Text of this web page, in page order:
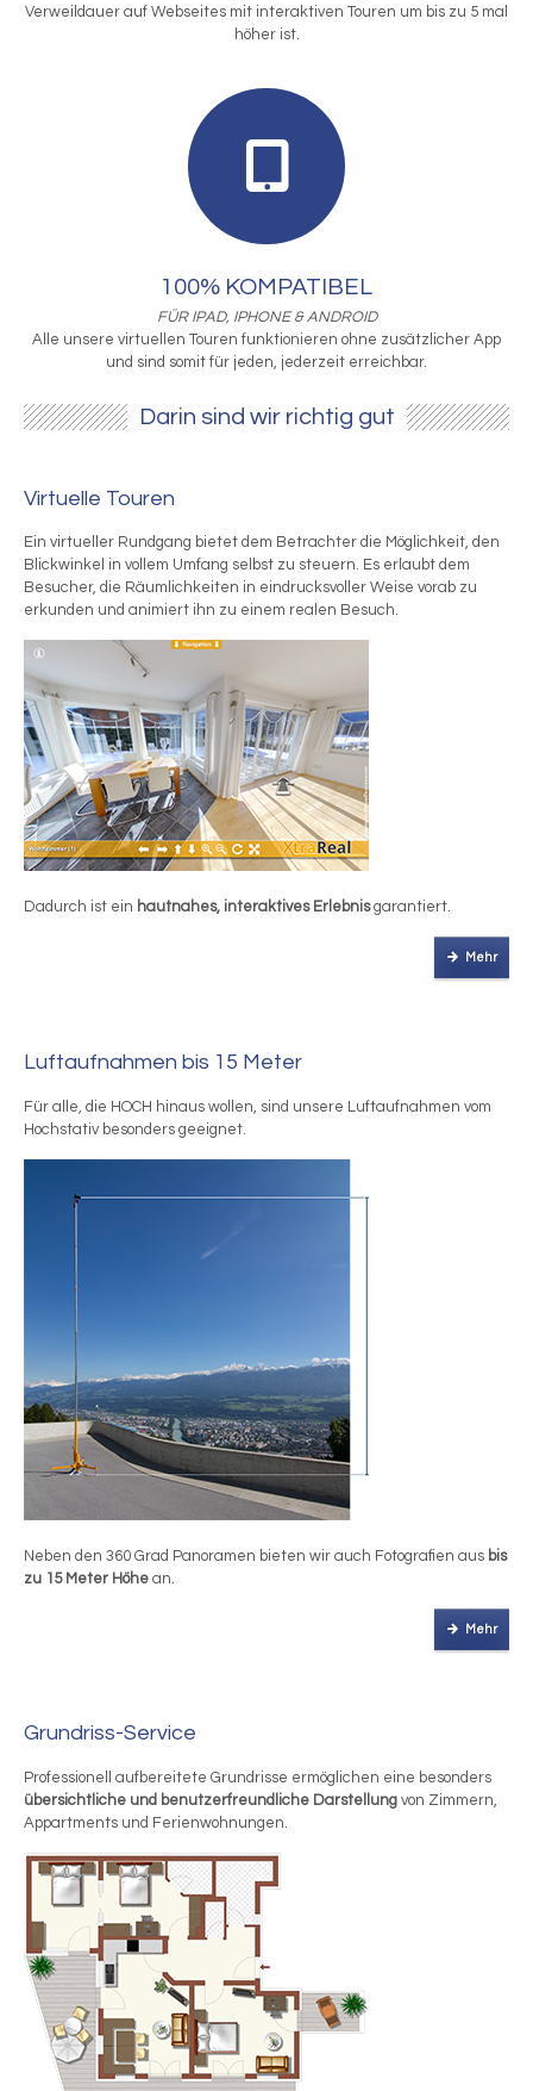
Verweildauer auf Webseites mit interaktiven Touren um bis zu 5 mal
höher ist.
100% KOMPATIBEL
FÜR IPAD, IPHONE & ANDROID
Alle unsere virtuellen Touren funktionieren ohne zusätzlicher App
und sind somit für jeden, jederzeit erreichbar.
Darin sind wir richtig gut
Virtuelle Touren
Ein virtueller Rundgang bietet dem Betrachter die Möglichkeit, den
Blickwinkel in vollem Umfang selbst zu steuern. Es erlaubt dem
Besucher, die Räumlichkeiten in eindrucksvoller Weise vorab zu
erkunden und animiert ihn zu einem realen Besuch.
Dadurch ist ein hautnahes, interaktives Erlebnisgarantiert.
Mehr
Luftaufnahmen bis 15 Meter
Für alle, die HOCH hinaus wollen, sind unsere Luftaufnahmen vom
Hochstativ besonders geeignet.
Neben den 360 Grad Panoramen bieten wir auch Fotografien aus bis
zu 15 Meter Höhe an.
Mehr
Grundriss-Service
Professionell aufbereitete Grundrisse ermöglichen eine besonders
übersichtliche und benutzerfreundliche Darstellung von Zimmern,
Appartments und Ferienwohnungen.